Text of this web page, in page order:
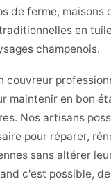
de ferme, maisons
en
champenois.
couvreur
maintenir en bon
Nos artisans
pour réparer,
sans altérer
c'est possible,